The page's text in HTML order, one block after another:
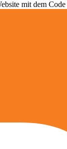
mit dem Code